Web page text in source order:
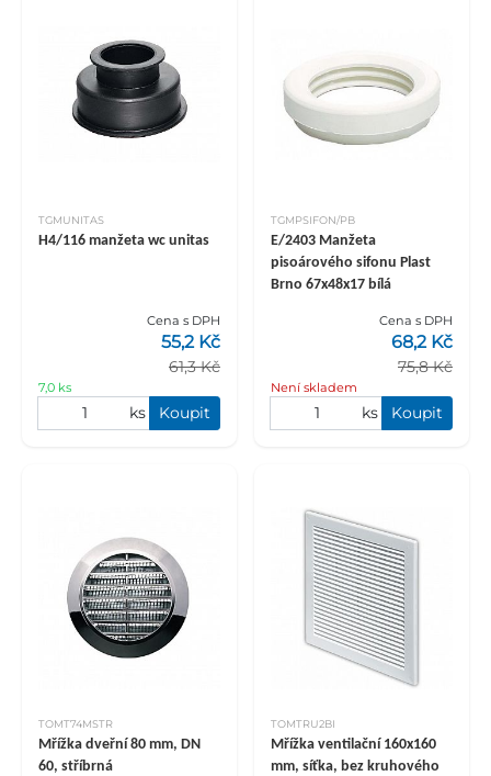
TGMUNITAS
H4/116 manžeta wc unitas
Cena s DPH
61,3 Kč
55,2 Kč
7,0 ks
ks Koupit
TGMPSIFON/PB
E/2403 Manžeta
pisoárového sifonu Plast
Brno 67x48x17 bílá
Cena s DPH
75,8 Kč
68,2 Kč
Není skladem
ks Koupit
TOMT74MSTR
Mřížka dveřní 80 mm, DN
60, stříbrná
TOMTRU2BI
Mřížka ventilační 160x160
mm, síťka, bez kruhového